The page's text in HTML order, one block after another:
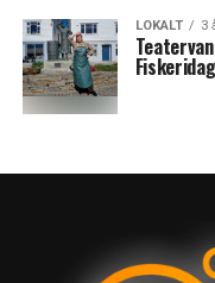
LOKALT 3